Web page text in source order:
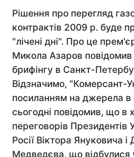
Рішення про перегляд
контрактів 2009 р. буде
"лічені дні". Про це
Микола Азаров повідомив
брифінгу в Санкт-
Відзначимо, "Комерсант-
посиланням на джерела в
сьогодні повідомив, що в
переговорів Президентів
Росії Віктора Януковича
Медведєва, що відбулися